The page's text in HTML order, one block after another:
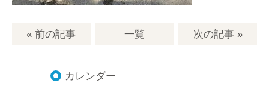
« 前の記事 一覧 次の記事»
カレンダー